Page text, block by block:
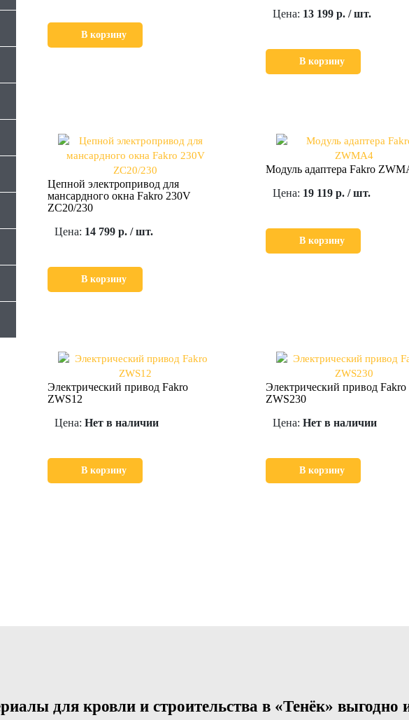
В корзину
Цена: 13 199 р. / шт.
В корзину
Цепной электропривод для
мансардного окна Fakro 230V
ZC20/230
Цена: 14 799 р. / шт.
В корзину
Модуль адаптера Fakro
Цена: 19 119 р. / шт.
В корзину
Электрический привод Fakro
ZWS12
Цена: Нет в наличии
В корзину
Электрический привод Fakro
ZWS230
Цена: Нет в наличии
В корзину
для кровли и строительства в «Тенёк» выгодно